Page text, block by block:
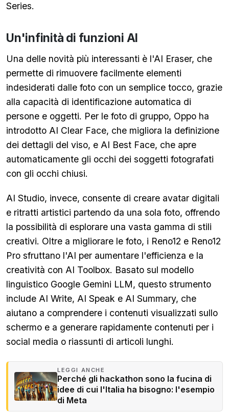
Series.
Un'infinità di funzioni AI
Una delle novità più interessanti è l'AI Eraser, che
permette di rimuovere facilmente elementi
indesiderati dalle foto con un semplice tocco, grazie
alla capacità di identificazione automatica di
persone e oggetti. Per le foto di gruppo, Oppo ha
introdotto AI Clear Face, che migliora la definizione
dei dettagli del viso, e AI Best Face, che apre
automaticamente gli occhi dei soggetti fotografati
con gli occhi chiusi.
AI Studio, invece, consente di creare avatar digitali
e ritratti artistici partendo da una sola foto, offrendo
la possibilità di esplorare una vasta gamma di stili
creativi. Oltre a migliorare le foto, i Reno12 e Reno12
Pro sfruttano l'AI per aumentare l'efficienza e la
creatività con AI Toolbox. Basato sul modello
linguistico Google Gemini LLM, questo strumento
include AI Write, AI Speak e AI Summary, che
aiutano a comprendere i contenuti visualizzati sullo
schermo e a generare rapidamente contenuti per i
social media o riassunti di articoli lunghi.
LEGGI ANCHE
Perché gli hackathon sono la fucina di
idee di cui l'Italia ha bisogno: l'esempio
di Meta